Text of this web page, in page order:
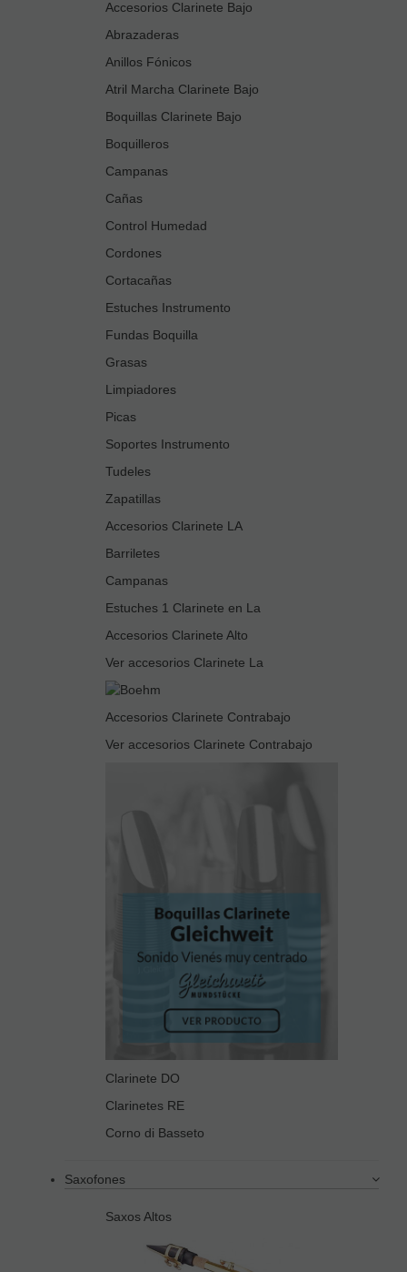
Accesorios Clarinete Bajo
Abrazaderas
Anillos Fónicos
Atril Marcha Clarinete Bajo
Boquillas Clarinete Bajo
Boquilleros
Campanas
Cañas
Control Humedad
Cordones
Cortacañas
Estuches Instrumento
Fundas Boquilla
Grasas
Limpiadores
Picas
Soportes Instrumento
Tudeles
Zapatillas
Accesorios Clarinete LA
Barriletes
Campanas
Estuches 1 Clarinete en La
Accesorios Clarinete Alto
Ver accesorios Clarinete La
Accesorios Clarinete Contrabajo
Ver accesorios Clarinete Contrabajo
Clarinete DO
Clarinetes RE
Corno di Basseto
Saxofones
Saxos Altos